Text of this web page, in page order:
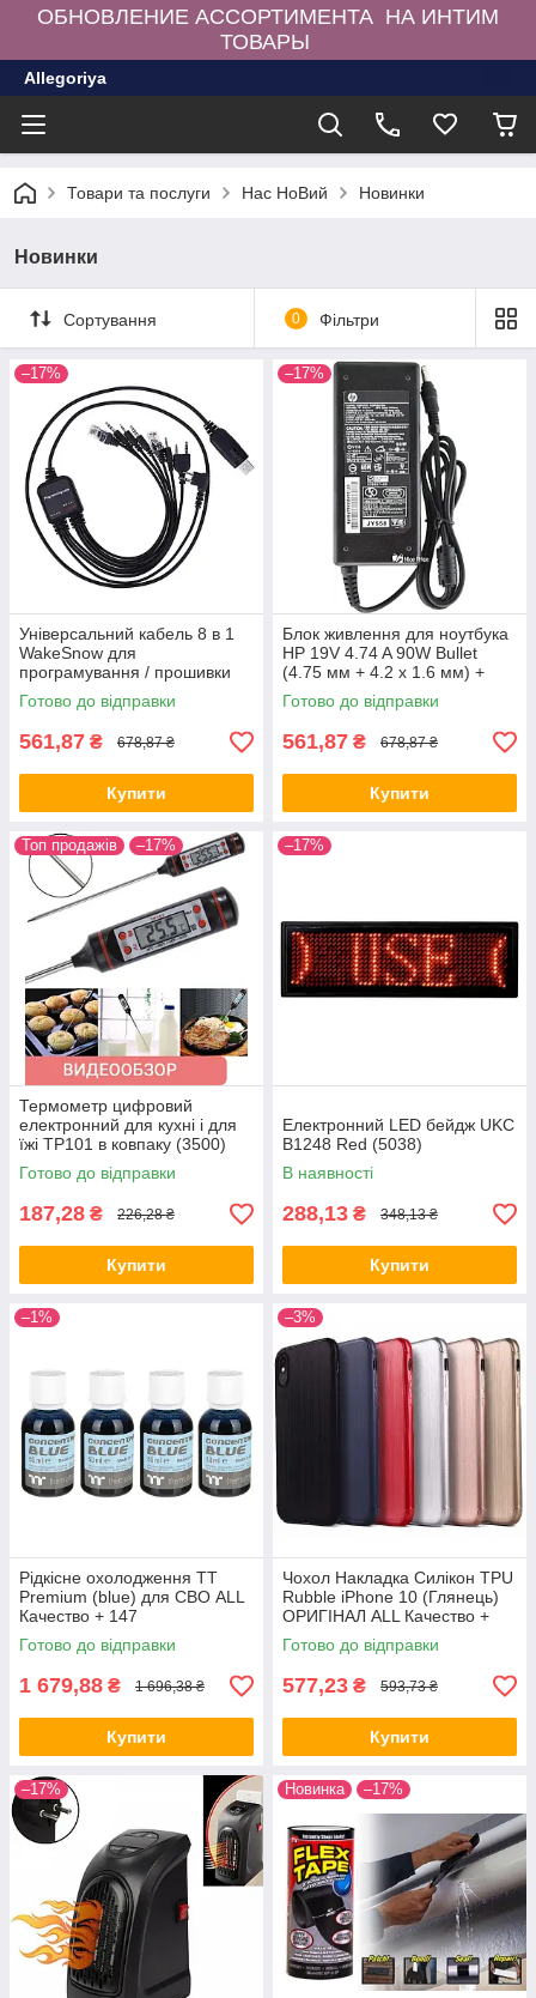
ОБНОВЛЕНИЕ АССОРТИМЕНТА НА ИНТИМ
ТОВАРЫ
Allegoriya
Товари та послуги Нас НоВий Новинки
Новинки
Сортування 0 Фільтри
–17%
Універсальний кабель 8 в 1
WakeSnow для
програмування / прошивки
рацій Baofeng, Motorola ALL
Качество + 2268
Готово до відправки
561,87 ₴ 678,87 ₴
Купити
–17%
Блок живлення для ноутбука
HP 19V 4.74 A 90W Bullet
(4.75 мм + 4.2 x 1.6 мм) +
мережевий кабель (0314)
Готово до відправки
561,87 ₴ 678,87 ₴
Купити
Топ продажів –17%
Термометр цифровий
електронний для кухні і для
їжі TP101 в ковпаку (3500)
Готово до відправки
187,28 ₴ 226,28 ₴
Купити
–17%
Електронний LED бейдж UKC
B1248 Red (5038)
В наявності
288,13 ₴ 348,13 ₴
Купити
–1%
Рідкісне охолодження TT
Premium (blue) для СВО ALL
Качество + 147
Готово до відправки
1 679,88 ₴ 1 696,38 ₴
Купити
–3%
Чохол Накладка Силікон TPU
Rubble iPhone 10 (Глянець)
ОРИГІНАЛ ALL Качество +
153
Готово до відправки
577,23 ₴ 593,73 ₴
Купити
–17% Новинка –17%